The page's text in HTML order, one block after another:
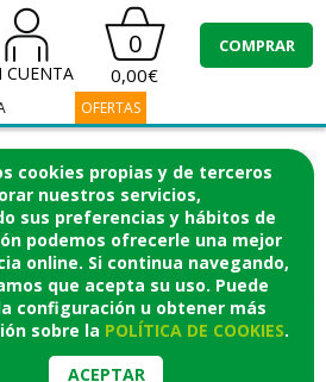
cookies propias y de terceros
nuestros servicios,
sus preferencias y hábitos de
podemos ofrecerle una mejor
online. Si continua navegando,
que acepta su uso. Puede
configuración u obtener más
sobre la POLÍTICA DE COOKIES.
ACEPTAR
CUENTA
0
0,00€
COMPRAR
OFERTAS